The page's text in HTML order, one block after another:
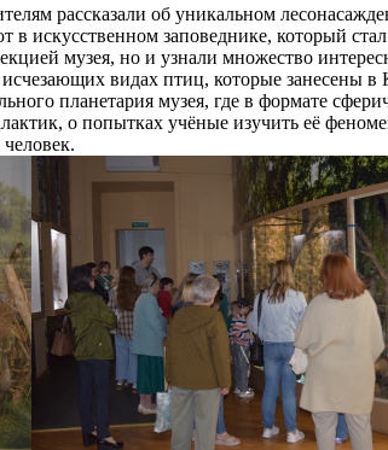
рассказали об уникальном
в искусственном заповеднике, который
музея, но и узнали множество
видах птиц, которые
планетария музея, где в формате
о попытках учёные изучить её